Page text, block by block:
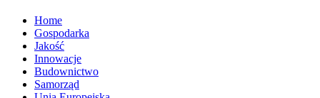
Home
Gospodarka
Jakość
Innowacje
Budownictwo
Samorząd